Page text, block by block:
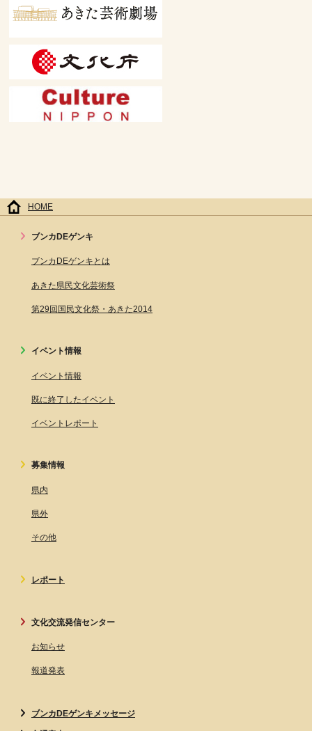
HOME
ブンカDEゲンキ
ブンカDEゲンキとは
あきた県民文化芸術祭
第29回国民文化祭・あきた2014
イベント情報
イベント情報
既に終了したイベント
イベントレポート
募集情報
県内
県外
その他
レポート
文化交流発信センター
お知らせ
報道発表
ブンカDEゲンキメッセージ